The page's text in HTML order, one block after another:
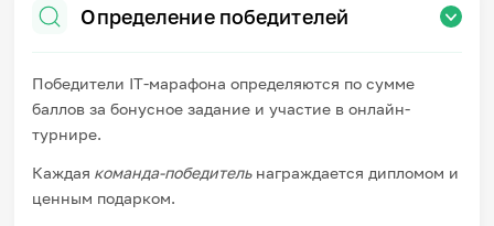
Определение победителей
Победители IT-марафона определяются по сумме
баллов за бонусное задание и участие в онлайн-
турнире.
Каждая команда-победительнаграждается дипломом и
ценным подарком.